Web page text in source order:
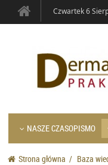
Czwartek 6
NASZE CZASOPISMO
Strona główna / Baza